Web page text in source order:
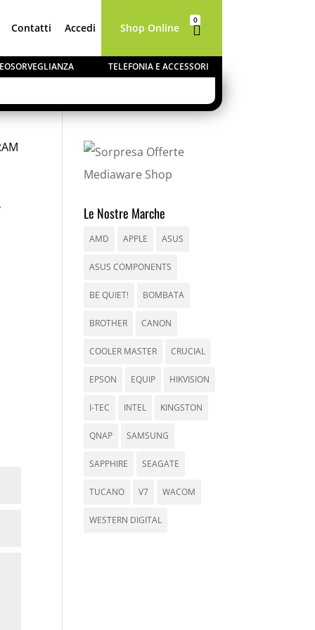
TELEFONIA E ACCESSORI
0
Contatti Accedi Shop Online 
Le Nostre Marche
AMD APPLE ASUS
ASUS COMPONENTS
BE QUIET! BOMBATA
BROTHER CANON
COOLER MASTER CRUCIAL
EPSON EQUIP HIKVISION
I-TEC INTEL KINGSTON
QNAP SAMSUNG
SAPPHIRE SEAGATE
TUCANO V7 WACOM
WESTERN DIGITAL